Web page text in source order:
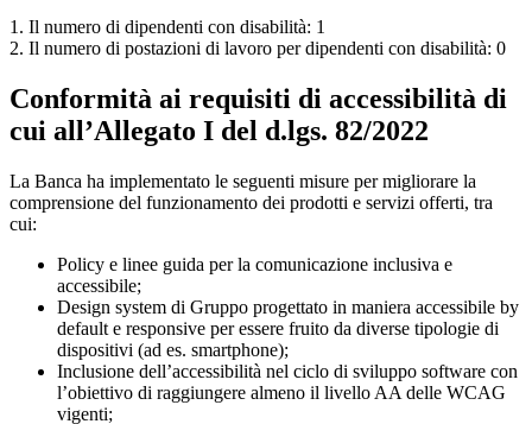
1. Il numero di dipendenti con disabilità: 1
2. Il numero di postazioni di lavoro per dipendenti con disabilità: 0
Conformità ai requisiti di accessibilità di
cui all’Allegato I del d.lgs. 82/2022
La Banca ha implementato le seguenti misure per migliorare la
comprensione del funzionamento dei prodotti e servizi offerti, tra
cui:
Policy e linee guida per la comunicazione inclusiva e
accessibile;
Design system di Gruppo progettato in maniera accessibile by
default e responsive per essere fruito da diverse tipologie di
dispositivi (ad es. smartphone);
Inclusione dell’accessibilità nel ciclo di sviluppo software con
l’obiettivo di raggiungere almeno il livello AA delle WCAG
vigenti;